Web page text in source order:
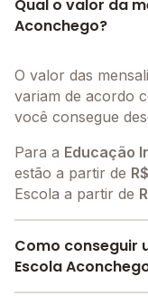
Qual o valor da
Aconchego?
O valor das
variam de acordo
você consegue
Para a Educação
estão a partir de
Escola a partir de
Como conseguir
Escola